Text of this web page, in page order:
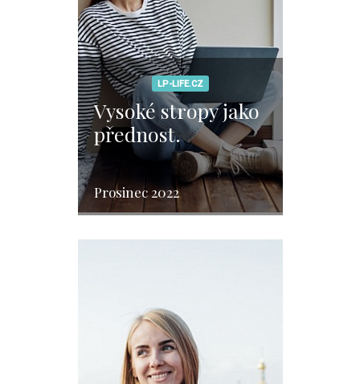
LP-LIFE.CZ
Vysoké stropy jako
přednost.
Prosinec 2022